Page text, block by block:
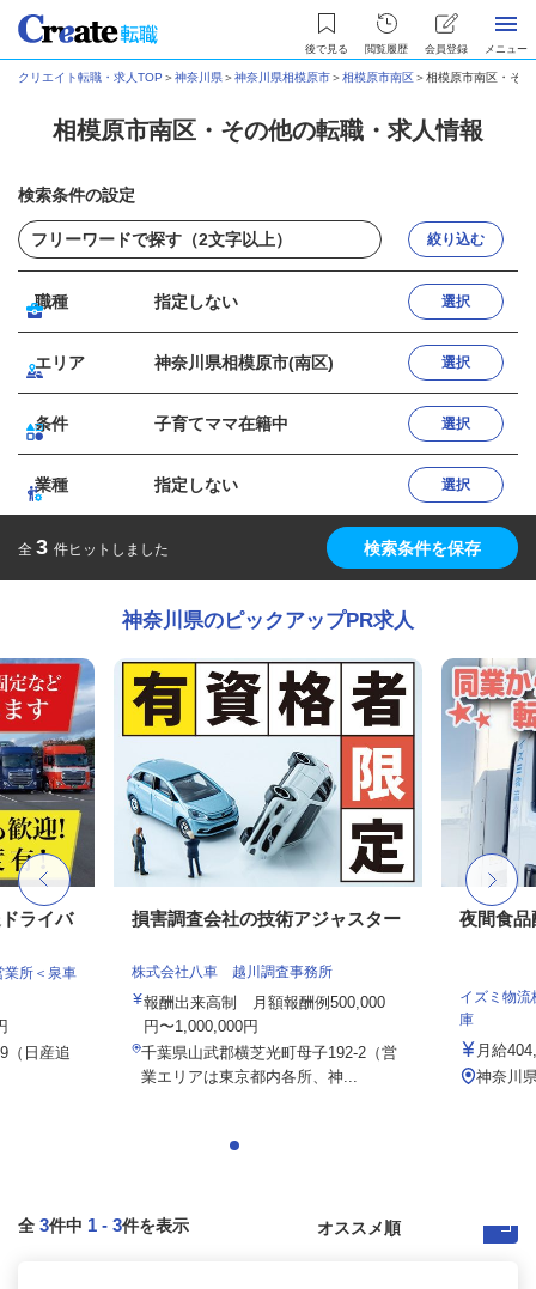
後で見る 閲覧履歴 会員登録 メニュー
クリエイト転職・求人TOP ＞神奈川県＞神奈川県相模原市＞相模原市南区＞相模原市南区・そ
相模原市南区・その他の転職・求人情報
検索条件の設定
絞り込む
職種 指定しない 選択
エリア 神奈川県相模原市(南区) 選択
条件 子育てママ在籍中 選択
業種 指定しない 選択
全 3 件ヒットしました 検索条件を保存
神奈川県のピックアップPR求人
ライバ
所＜泉車
（日産追
損害調査会社の技術アジャスター
株式会社八車 越川調査事務所
報酬出来高制 月額報酬例500,000
円〜1,000,000円
千葉県山武郡横芝光町母子192-2（営
業エリアは東京都内各所、神...
夜間食品
イズミ物
庫
月給
神奈川
全 3件中 1 - 3件を表示